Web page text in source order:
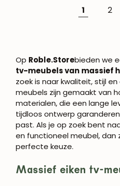
1 2
Op Roble.Storebieden we
tv-meubels van massief
zoek is naar kwaliteit, stijl
meubels zijn gemaakt van
materialen, die een lange
tijdloos ontwerp
past. Als je op zoek bent
en functioneel meubel, dan
perfecte keuze.
Massief eiken tv-
WORD
Schrijf je in en krijg 5%